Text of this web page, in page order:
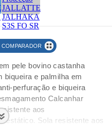
COMPARADOR
pele bovino castanha
biqueira e palmilha em
perfuração e biqueira
Calcanhar
aos
estático. Sola resistente aos